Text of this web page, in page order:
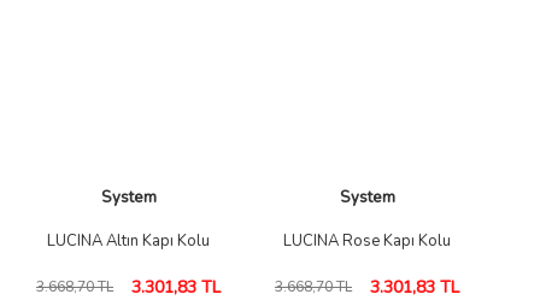
System
LUCINA Altın Kapı Kolu
3.668,70 TL 3.301,83 TL
System
LUCINA Rose Kapı Kolu
3.668,70 TL 3.301,83 TL